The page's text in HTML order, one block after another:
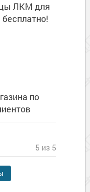
ЛКМ для
по
5 из 5